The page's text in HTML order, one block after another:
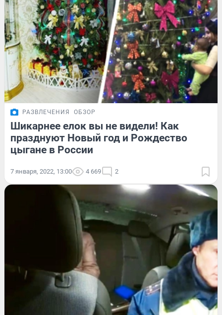
РАЗВЛЕЧЕНИЯ ОБЗОР
Шикарнее елок вы не видели! Как
празднуют Новый год и Рождество
цыгане в России
7 января, 2022, 13:00 4 669 2